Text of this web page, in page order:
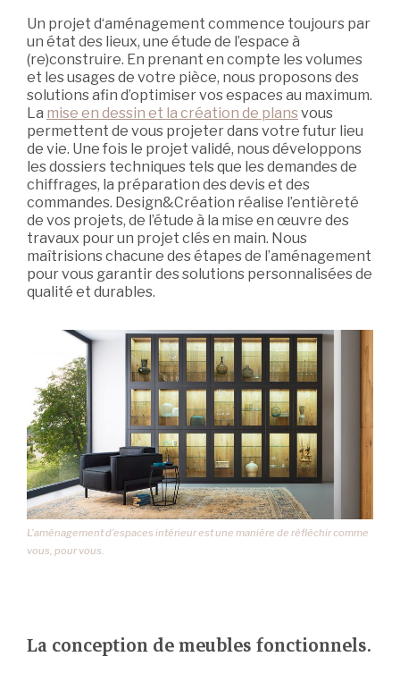
Un projet d‘aménagement commence toujours par
un état des lieux, une étude de l’espace à
(re)construire. En prenant en compte les volumes
et les usages de votre pièce, nous proposons des
solutions afin d’optimiser vos espaces au maximum.
La mise en dessin et la création de plans vous
permettent de vous projeter dans votre futur lieu
de vie. Une fois le projet validé, nous développons
les dossiers techniques tels que les demandes de
chiffrages, la préparation des devis et des
commandes. Design&Création réalise l’entièreté
de vos projets, de l’étude à la mise en œuvre des
travaux pour un projet clés en main. Nous
maîtrisions chacune des étapes de l’aménagement
pour vous garantir des solutions personnalisées de
qualité et durables.
L’aménagement d’espaces intérieur est une manière de réfléchir comme
vous, pour vous.
La conception de meubles fonctionnels.